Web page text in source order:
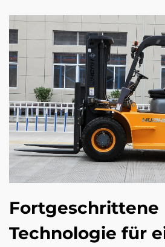
Fortgeschrittene
Technologie für